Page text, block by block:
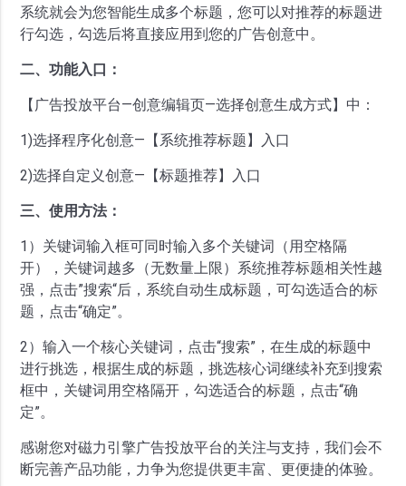
系统就会为您智能生成多个标题，您可以对推荐的标题进
行勾选，勾选后将直接应用到您的广告创意中。
二、功能入口：
【广告投放平台—创意编辑页—选择创意生成方式】中：
1)选择程序化创意—【系统推荐标题】入口
2)选择自定义创意—【标题推荐】入口
三、使用方法：
1）关键词输入框可同时输入多个关键词（用空格隔
开），关键词越多（无数量上限）系统推荐标题相关性越
强，点击”搜索“后，系统自动生成标题，可勾选适合的标
题，点击“确定”。
2）输入一个核心关键词，点击“搜索”，在生成的标题中
进行挑选，根据生成的标题，挑选核心词继续补充到搜索
框中，关键词用空格隔开，勾选适合的标题，点击“确
定”。
感谢您对磁力引擎广告投放平台的关注与支持，我们会不
断完善产品功能，力争为您提供更丰富、更便捷的体验。